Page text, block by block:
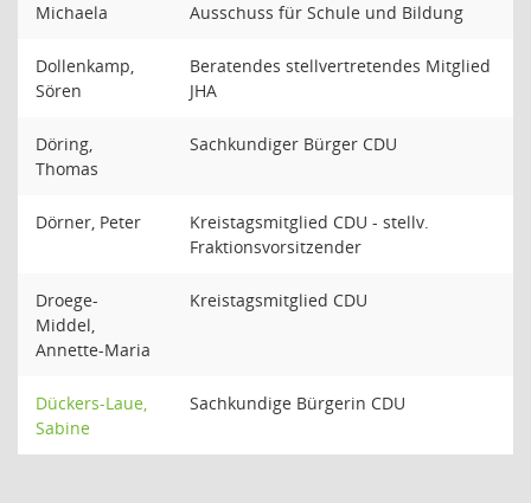
Michaela
Ausschuss für Schule und Bildung
Dollenkamp,
Sören
Beratendes stellvertretendes Mitglied
JHA
Döring,
Thomas
Sachkundiger Bürger CDU
Dörner, Peter
Kreistagsmitglied CDU - stellv.
Fraktionsvorsitzender
Droege-
Middel,
Annette-Maria
Kreistagsmitglied CDU
Dückers-Laue,
Sabine
Sachkundige Bürgerin CDU